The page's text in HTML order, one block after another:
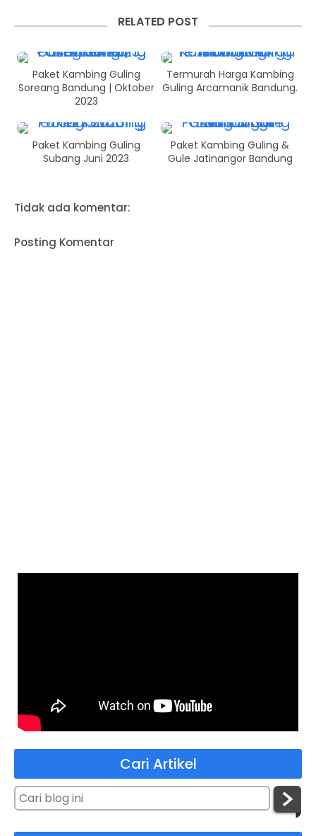
RELATED POST
Paket Kambing Guling
Soreang Bandung | Oktober
2023
Termurah Harga Kambing
Guling Arcamanik Bandung.
Paket Kambing Guling
Subang Juni 2023
Paket Kambing Guling &
Gule Jatinangor Bandung
Tidak ada komentar:
Posting Komentar
Cari Artikel